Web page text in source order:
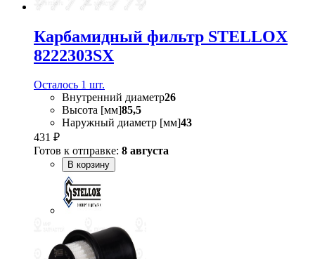
Карбамидный фильтр STELLOX
8222303SX
Осталось 1 шт.
Внутренний диаметр26
Высота [мм]85,5
Наружный диаметр [мм]43
431 ₽
Готов к отправке: 8 августа
В корзину